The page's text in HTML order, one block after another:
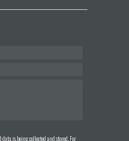
is being collected and stored. For